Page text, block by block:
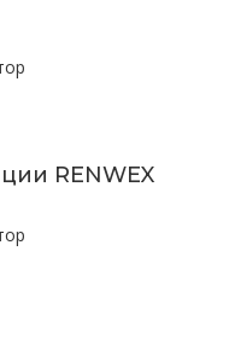
RENWEX